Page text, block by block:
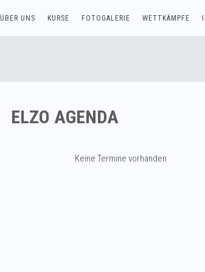
ÜBER UNS KURSE FOTOGALERIE WETTKÄMPFE
ELZO AGENDA
Keine Termine vorhanden